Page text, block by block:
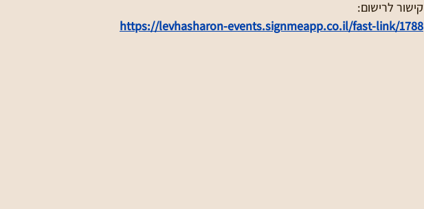
קישור לרישום:
https://levhasharon-events.signmeapp.co.il/fast-link/1788